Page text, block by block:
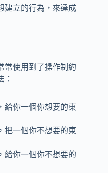
建立的行為，來達成
常使用到了操作制約
：
給你一個你想要的東
把一個你不想要的東
給你一個你不想要的